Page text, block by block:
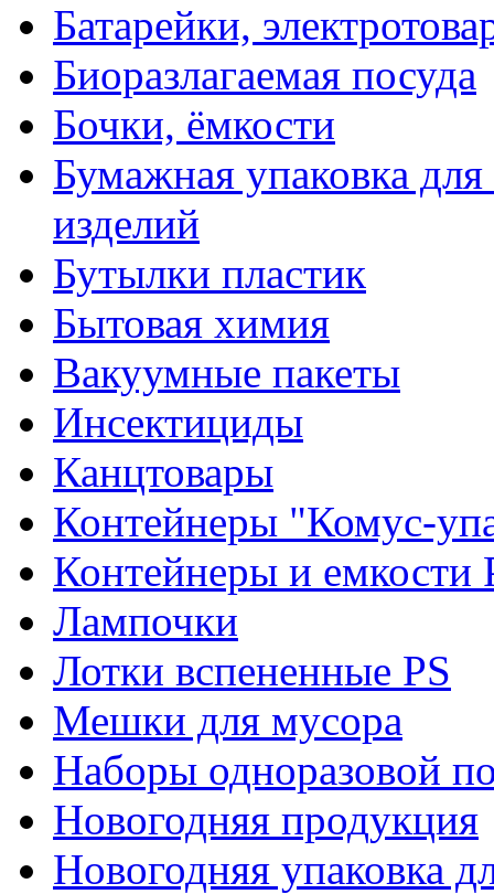
Батарейки,
Биоразлагаемая посуда
Бочки, ёмкости
Бумажная упаковка
изделий
Бутылки пластик
Бытовая химия
Вакуумные пакеты
Инсектициды
Канцтовары
Контейнеры "Комус-
Контейнеры и емкости
Лампочки
Лотки вспененные PS
Мешки для мусора
Наборы одноразовой
Новогодняя продукция
Новогодняя упаковка